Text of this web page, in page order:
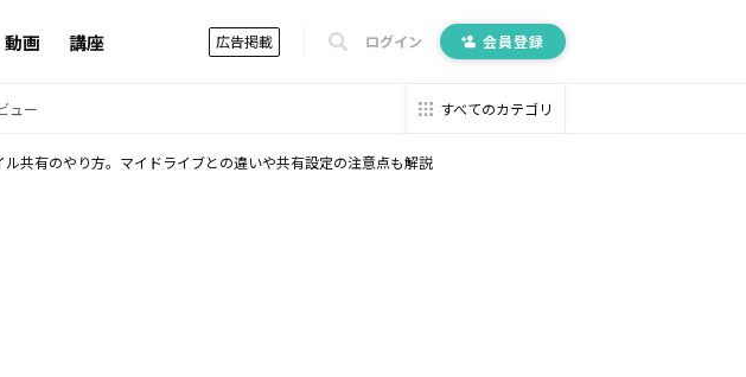
動画 講座 広告掲載 ログイン 会員登録
ュー すべてのカテゴリ
共有のやり方。マイドライブとの違いや共有設定の注意点も解説